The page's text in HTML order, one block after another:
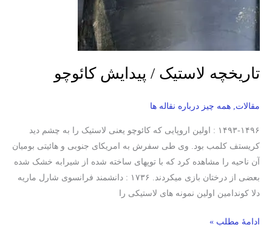
تاریخچه لاستیک / پیدایش کائوچو
مقالات همه چیز درباره نقاله ها
۱۴۹۳-۱۴۹۶ : اولین اروپایی که کائوچو یعنی لاستیک را به چشم دید
کریستف کلمب بود. وی طی سفرش به امریکای جنوبی و هائیتی بومیان
آن ناحیه را مشاهده کرد که با توپهای ساخته شده از شیرابه خشک شده
بعضی از درختان بازی میکردند. ۱۷۳۶ : دانشمند فرانسوی شارل ماریه
دلا کوندامین اولین نمونه های لاستیکی را
ادامۀ مطلب »